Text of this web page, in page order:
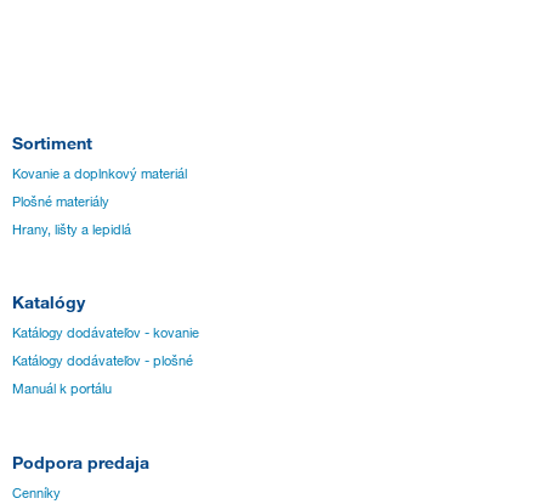
Sortiment
Kovanie a doplnkový materiál
Plošné materiály
Hrany, lišty a lepidlá
Katalógy
Katálogy dodávateľov - kovanie
Katálogy dodávateľov - plošné
Manuál k portálu
Podpora predaja
Cenníky